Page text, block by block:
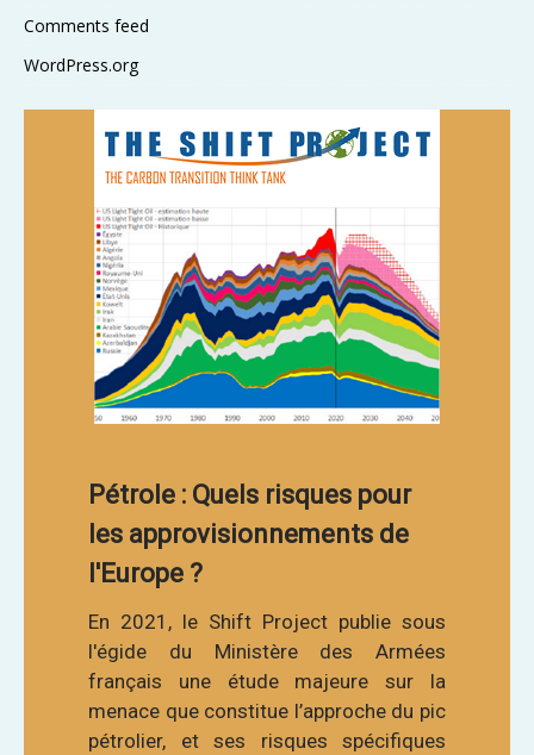
Comments feed
WordPress.org
Pétrole : Quels risques pour
les approvisionnements de
l'Europe ?
En 2021, le Shift Project publie sous
l'égide du Ministère des Armées
français une étude majeure sur la
menace que constitue l’approche du pic
pétrolier, et ses risques spécifiques